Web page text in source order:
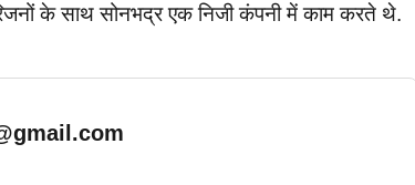
के साथ सोनभद्र एक निजी कंपनी में काम करते थे.